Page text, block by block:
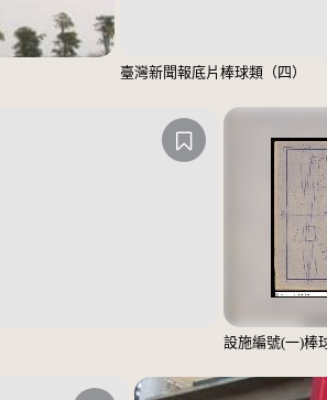
臺灣新聞報底片棒球類（四）
設施編號(一)棒